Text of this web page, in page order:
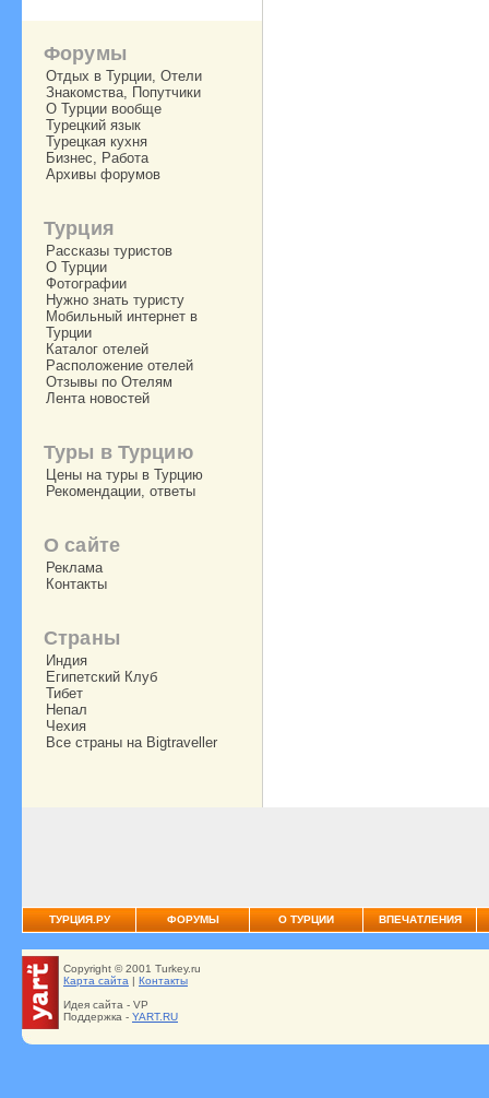
Форумы
Отдых в Турции, Отели
Знакомства, Попутчики
О Турции вообще
Турецкий язык
Турецкая кухня
Бизнес, Работа
Архивы форумов
Турция
Рассказы туристов
О Турции
Фотографии
Нужно знать туристу
Мобильный интернет в
Турции
Каталог отелей
Расположение отелей
Отзывы по Отелям
Лента новостей
Туры в Турцию
Цены на туры в Турцию
Рекомендации, ответы
О сайте
Реклама
Контакты
Страны
Индия
Египетский Клуб
Тибет
Непал
Чехия
Все страны на Bigtraveller
ТУРЦИЯ.РУ ФОРУМЫ О ТУРЦИИ ВПЕЧАТЛЕНИЯ
Copyright © 2001 Turkey.ru
Карта сайта | Контакты
Идея сайта - VP
Поддержка - YART.RU